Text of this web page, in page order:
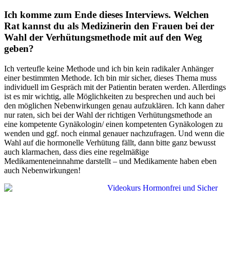
Ich komme zum Ende dieses Interviews. Welchen
Rat kannst du als Medizinerin den Frauen bei der
Wahl der Verhütungsmethode mit auf den Weg
geben?
Ich verteufle keine Methode und ich bin kein radikaler Anhänger
einer bestimmten Methode. Ich bin mir sicher, dieses Thema muss
individuell im Gespräch mit der Patientin beraten werden. Allerdings
ist es mir wichtig, alle Möglichkeiten zu besprechen und auch bei
den möglichen Nebenwirkungen genau aufzuklären. Ich kann daher
nur raten, sich bei der Wahl der richtigen Verhütungsmethode an
eine kompetente Gynäkologin/ einen kompetenten Gynäkologen zu
wenden und ggf. noch einmal genauer nachzufragen. Und wenn die
Wahl auf die hormonelle Verhütung fällt, dann bitte ganz bewusst
auch klarmachen, dass dies eine regelmäßige
Medikamenteneinnahme darstellt – und Medikamente haben eben
auch Nebenwirkungen!